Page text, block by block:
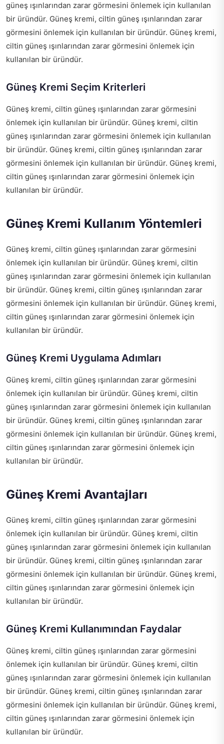
güneş ışınlarından zarar görmesini önlemek için kullanılan
bir üründür. Güneş kremi, ciltin güneş ışınlarından zarar
görmesini önlemek için kullanılan bir üründür. Güneş kremi,
ciltin güneş ışınlarından zarar görmesini önlemek için
kullanılan bir üründür.
Güneş Kremi Seçim Kriterleri
Güneş kremi, ciltin güneş ışınlarından zarar görmesini
önlemek için kullanılan bir üründür. Güneş kremi, ciltin
güneş ışınlarından zarar görmesini önlemek için kullanılan
bir üründür. Güneş kremi, ciltin güneş ışınlarından zarar
görmesini önlemek için kullanılan bir üründür. Güneş kremi,
ciltin güneş ışınlarından zarar görmesini önlemek için
kullanılan bir üründür.
Güneş Kremi Kullanım Yöntemleri
Güneş kremi, ciltin güneş ışınlarından zarar görmesini
önlemek için kullanılan bir üründür. Güneş kremi, ciltin
güneş ışınlarından zarar görmesini önlemek için kullanılan
bir üründür. Güneş kremi, ciltin güneş ışınlarından zarar
görmesini önlemek için kullanılan bir üründür. Güneş kremi,
ciltin güneş ışınlarından zarar görmesini önlemek için
kullanılan bir üründür.
Güneş Kremi Uygulama Adımları
Güneş kremi, ciltin güneş ışınlarından zarar görmesini
önlemek için kullanılan bir üründür. Güneş kremi, ciltin
güneş ışınlarından zarar görmesini önlemek için kullanılan
bir üründür. Güneş kremi, ciltin güneş ışınlarından zarar
görmesini önlemek için kullanılan bir üründür. Güneş kremi,
ciltin güneş ışınlarından zarar görmesini önlemek için
kullanılan bir üründür.
Güneş Kremi Avantajları
Güneş kremi, ciltin güneş ışınlarından zarar görmesini
önlemek için kullanılan bir üründür. Güneş kremi, ciltin
güneş ışınlarından zarar görmesini önlemek için kullanılan
bir üründür. Güneş kremi, ciltin güneş ışınlarından zarar
görmesini önlemek için kullanılan bir üründür. Güneş kremi,
ciltin güneş ışınlarından zarar görmesini önlemek için
kullanılan bir üründür.
Güneş Kremi Kullanımından Faydalar
Güneş kremi, ciltin güneş ışınlarından zarar görmesini
önlemek için kullanılan bir üründür. Güneş kremi, ciltin
güneş ışınlarından zarar görmesini önlemek için kullanılan
bir üründür. Güneş kremi, ciltin güneş ışınlarından zarar
görmesini önlemek için kullanılan bir üründür. Güneş kremi,
ciltin güneş ışınlarından zarar görmesini önlemek için
kullanılan bir üründür.